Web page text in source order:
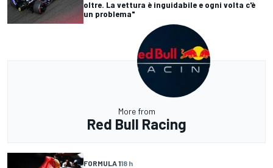
oltre. La vettura è inguidabile e ogni volta c'è
un problema"
More from
Red Bull Racing
FORMULA 118 h